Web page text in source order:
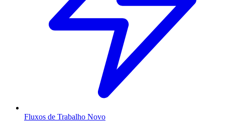
Fluxos de Trabalho Novo